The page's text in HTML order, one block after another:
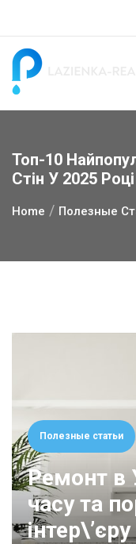
content
Топ-10
Стін У 2025 Році
Home Полезные
Полезные статьи
Ремонт в
часу та
інтер\’єру